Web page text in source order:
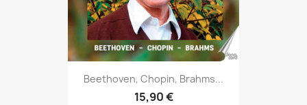
Beethoven, Chopin, Brahms...
15,90 €